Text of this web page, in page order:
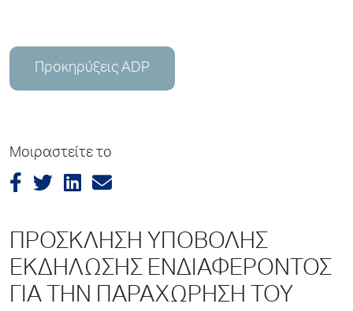
Προκηρύξεις ADP
Μοιραστείτε το
ΠΡΟΣΚΛΗΣΗ ΥΠΟΒΟΛΗΣ
ΕΚΔΗΛΩΣΗΣ ΕΝΔΙΑΦΕΡΟΝΤΟΣ
ΓΙΑ ΤΗΝ ΠΑΡΑΧΩΡΗΣΗ ΤΟΥ